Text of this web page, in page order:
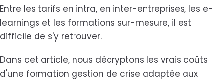
Entre les tarifs en intra, en inter-entreprises, les e-
learnings et les formations sur-mesure, il est
difficile de s'y retrouver.
Dans cet article, nous décryptons les vrais coûts
d'une formation gestion de crise adaptée aux